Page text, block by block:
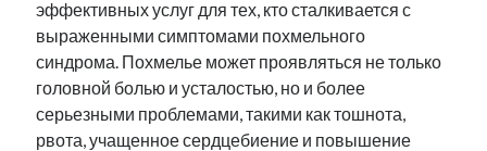
эффективных услуг для тех, кто сталкивается с
выраженными симптомами похмельного
синдрома. Похмелье может проявляться не только
головной болью и усталостью, но и более
серьезными проблемами, такими как тошнота,
рвота, учащенное сердцебиение и повышение